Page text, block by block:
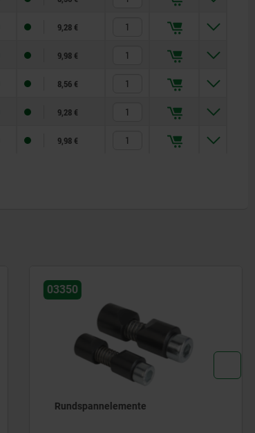
9,28 €
9,98 €
8,56 €
9,28 €
9,98 €
03330-01
Federnde Seitendruckstücke mit